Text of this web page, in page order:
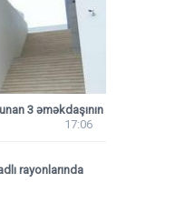
3 əməkdaşının
17:06
rayonlarında